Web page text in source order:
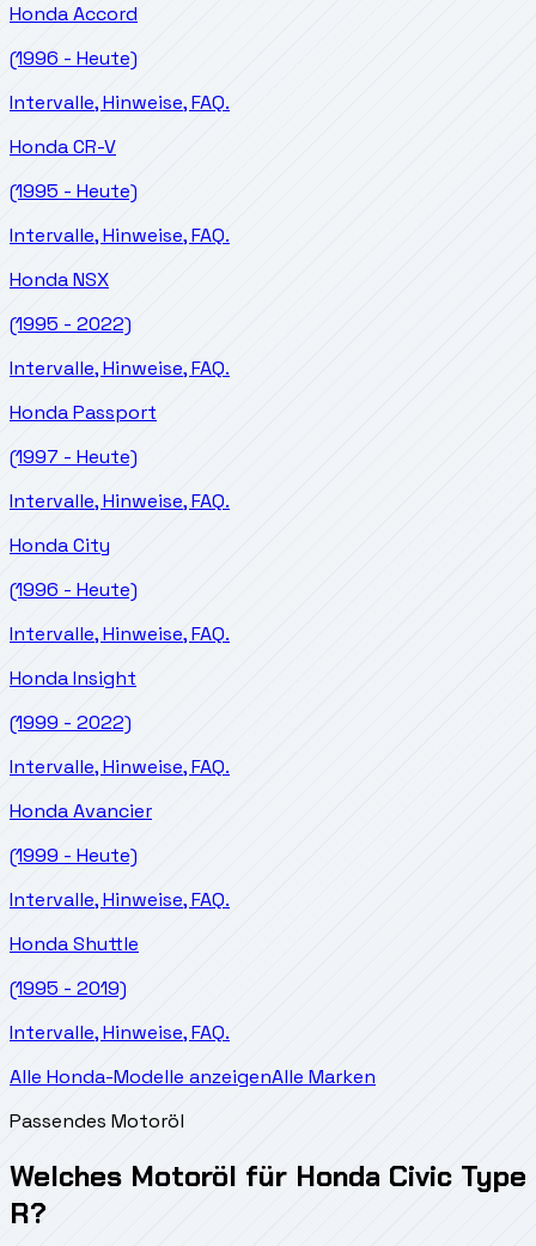
HondaAccord
(1996 - Heute)
Intervalle, Hinweise, FAQ.
HondaCR-V
(1995 - Heute)
Intervalle, Hinweise, FAQ.
HondaNSX
(1995 - 2022)
Intervalle, Hinweise, FAQ.
HondaPassport
(1997 - Heute)
Intervalle, Hinweise, FAQ.
HondaCity
(1996 - Heute)
Intervalle, Hinweise, FAQ.
HondaInsight
(1999 - 2022)
Intervalle, Hinweise, FAQ.
HondaAvancier
(1999 - Heute)
Intervalle, Hinweise, FAQ.
HondaShuttle
(1995 - 2019)
Intervalle, Hinweise, FAQ.
Alle Honda-Modelle anzeigenAlle Marken
Passendes Motoröl
Welches Motoröl für Honda Civic Type
R?